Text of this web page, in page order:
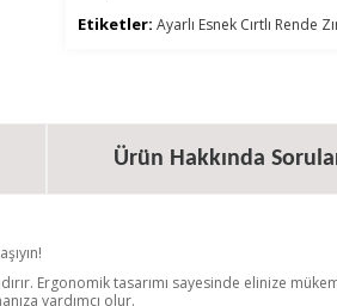
Etiketler: Ayarlı Esnek Cırtlı Rende
Ürün Hakkında
Ergonomik tasarımı sayesinde elinize
yardımcı olur.